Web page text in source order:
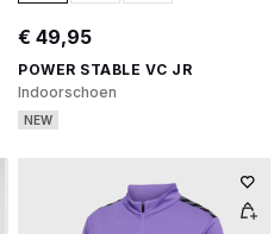
€ 49,95
POWER STABLE VC JR
Indoorschoen
NEW